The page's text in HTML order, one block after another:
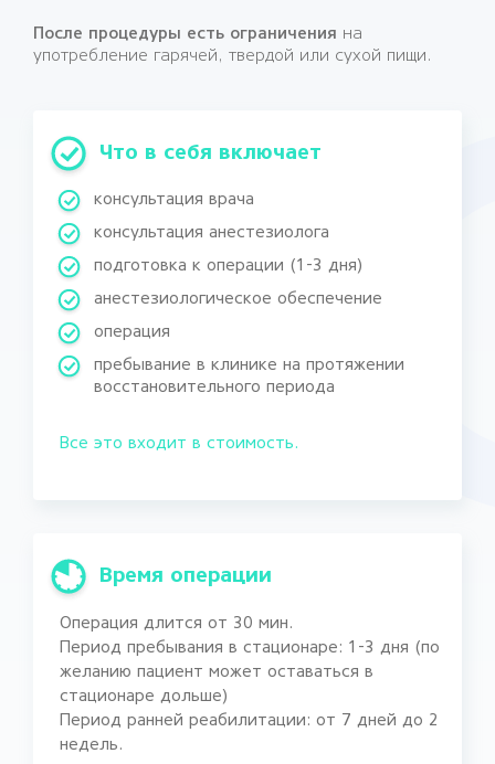
После процедуры есть ограничения на
употребление гарячей, твердой или сухой пищи.
Что в себя включает
консультация врача
консультация анестезиолога
подготовка к операции (1-3 дня)
анестезиологическое обеспечение
операция
пребывание в клинике на протяжении
восстановительного периода
Все это входит в стоимость.
Время операции
Операция длится от 30 мин.
Период пребывания в стационаре: 1-3 дня (по
желанию пациент может оставаться в
стационаре дольше)
Период ранней реабилитации: от 7 дней до 2
недель.